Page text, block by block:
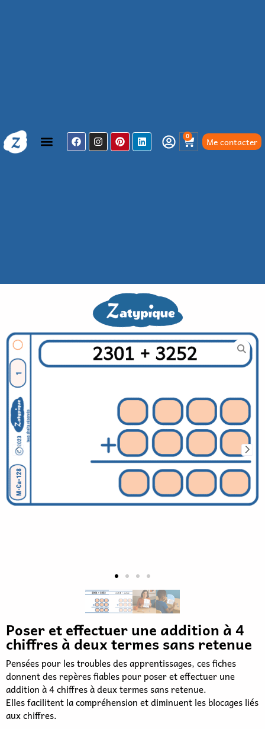
0 Me contacter
Poser et effectuer une addition à 4
chiffres à deux termes sans retenue
Pensées pour les troubles des apprentissages, ces fiches
donnent des repères fiables pour poser et effectuer une
addition à 4 chiffres à deux termes sans retenue.
Elles facilitent la compréhension et diminuent les blocages liés
aux chiffres.